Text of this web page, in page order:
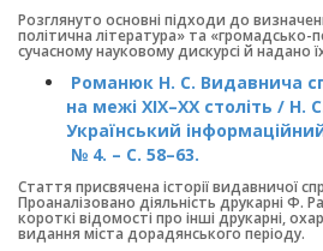
Розглянуто основні підходи до
політична література» та «громадсько-
сучасному науковому дискурсі й надано
Романюк Н. С. Видавнича
на межі ХІХ–ХХ століть / Н.
Український
№ 4. – С. 58–63.
Стаття присвячена історії видавничої
Проаналізовано діяльність друкарні Ф.
короткі відомості про інші друкарні,
видання міста дорадянського періоду.